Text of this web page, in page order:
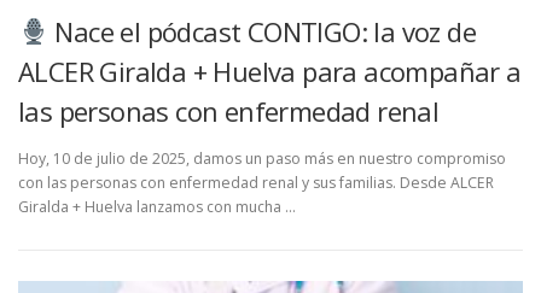
Nace el pódcast CONTIGO: la voz de
ALCER Giralda + Huelva para acompañar a
las personas con enfermedad renal
Hoy, 10 de julio de 2025, damos un paso más en nuestro compromiso
con las personas con enfermedad renal y sus familias. Desde ALCER
Giralda + Huelva lanzamos con mucha …